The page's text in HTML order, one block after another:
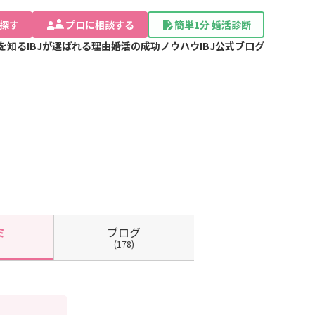
す プロに相談する
簡単1分 婚活診断
知るIBJが選ばれる理由婚活の成功ノウハウIBJ公式ブログ
ブログ
(178)